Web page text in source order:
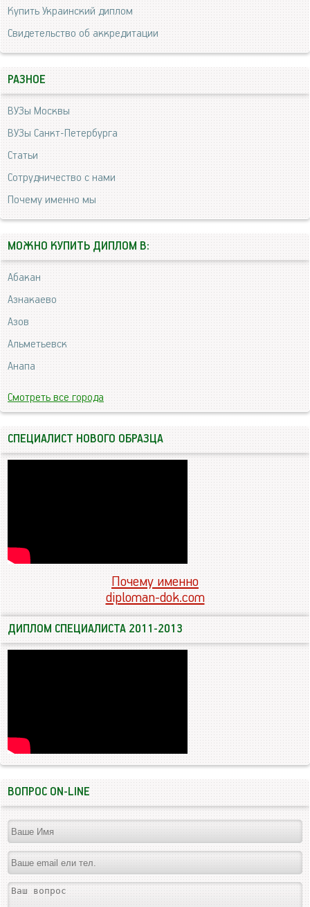
Купить Украинский диплом
Свидетельство об аккредитации
РАЗНОЕ
ВУЗы Москвы
ВУЗы Санкт-Петербурга
Статьи
Сотрудничество с нами
Почему именно мы
МОЖНО КУПИТЬ ДИПЛОМ В:
Абакан
Азнакаево
Азов
Альметьевск
Анапа
Смотреть все города
СПЕЦИАЛИСТ НОВОГО ОБРАЗЦА
Почему именно
diploman-dok.com
ДИПЛОМ СПЕЦИАЛИСТА 2011-2013
ВОПРОС ON-LINE